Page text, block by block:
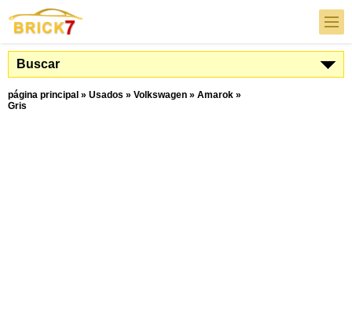
Buscar
página principal » Usados » Volkswagen » Amarok »
Gris